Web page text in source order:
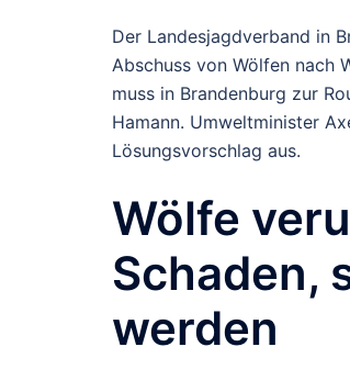
Der Landesjagdverband in
Abschuss von Wölfen nach
muss in Brandenburg zur
Hamann. Umweltminister
Lösungsvorschlag aus.
Wölfe
Schaden,
werden